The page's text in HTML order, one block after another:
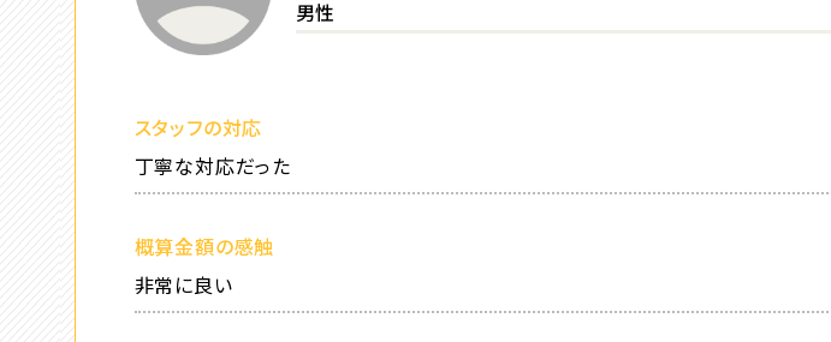
男性
スタッフの対応
丁寧な対応だった
概算金額の感触
非常に良い